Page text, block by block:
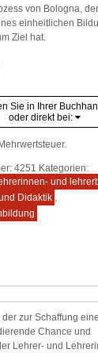
von Bologna,
einheitlichen
Ziel hat.
Sie in Ihrer
oder direkt bei:
4251 Kategorien:
und
Didaktik
zur Schaffung
Chance und
Lehrer- und